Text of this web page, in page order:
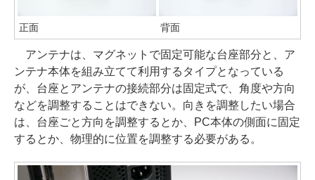
正面 背面
アンテナは、マグネットで固定可能な台座部分と、ア
ンテナ本体を組み立てて利用するタイプとなっている
が、台座とアンテナの接続部分は固定式で、角度や方向
などを調整することはできない。向きを調整したい場合
は、台座ごと方向を調整するとか、PC本体の側面に固定
するとか、物理的に位置を調整する必要がある。